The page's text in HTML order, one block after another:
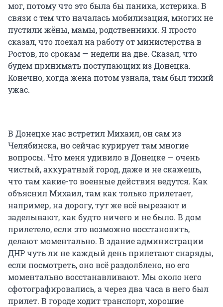
мог, потому что это была бы паника, истерика. В
связи с тем что началась мобилизация, многих не
пустили жёны, мамы, родственники. Я просто
сказал, что поехал на работу от министерства в
Ростов, по срокам — недели на две. Сказал, что
будем принимать поступающих из Донецка.
Конечно, когда жена потом узнала, там был тихий
ужас.
В Донецке нас встретил Михаил, он сам из
Челябинска, но сейчас курирует там многие
вопросы. Что меня удивило в Донецке — очень
чистый, аккуратный город, даже и не скажешь,
что там какие-то военные действия ведутся. Как
объяснил Михаил, там как только прилетает,
например, на дорогу, тут же всё вырезают и
заделывают, как будто ничего и не было. В дом
прилетело, если это возможно восстановить,
делают моментально. В здание администрации
ДНР чуть ли не каждый день прилетают снаряды,
если посмотреть, оно всё раздолблено, но его
моментально восстанавливают. Мы около него
сфотографировались, а через два часа в него был
прилет. В городе ходит транспорт, хорошие